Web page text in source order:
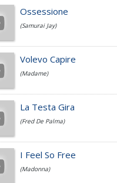
Cesare Cremonini
Jovanotti
Fedez
Simone Cristicchi
Ossessione
(Samurai Jay)
Volevo Capire
(Madame)
La Testa Gira
(Fred De Palma)
I Feel So Free
(Madonna)